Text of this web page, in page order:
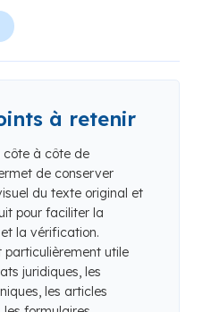
à retenir
à côte de
de conserver
du texte original et
pour faciliter la
la vérification.
particulièrement utile
juridiques, les
les articles